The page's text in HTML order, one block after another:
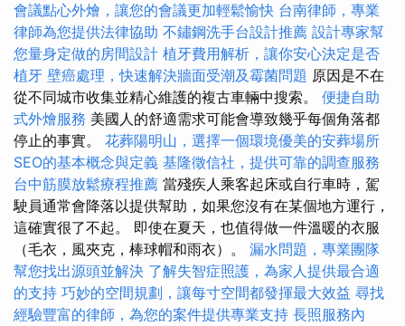
會議點心外燴，讓您的會議更加輕鬆愉快 台南律師，專業
律師為您提供法律協助 不鏽鋼洗手台設計推薦 設計專家幫
您量身定做的房間設計 植牙費用解析，讓你安心決定是否
植牙 壁癌處理，快速解決牆面受潮及霉菌問題 原因是不在
從不同城市收集並精心維護的複古車輛中搜索。 便捷自助
式外燴服務 美國人的舒適需求可能會導致幾乎每個角落都
停止的事實。 花葬陽明山，選擇一個環境優美的安葬場所
SEO的基本概念與定義 基隆徵信社，提供可靠的調查服務
台中筋膜放鬆療程推薦 當殘疾人乘客起床或自行車時，駕
駛員通常會降落以提供幫助，如果您沒有在某個地方運行，
這確實很了不起。 即使在夏天，也值得做一件溫暖的衣服
（毛衣，風夾克，棒球帽和雨衣）。 漏水問題，專業團隊
幫您找出源頭並解決 了解失智症照護，為家人提供最合適
的支持 巧妙的空間規劃，讓每寸空間都發揮最大效益 尋找
經驗豐富的律師，為您的案件提供專業支持 長照服務內